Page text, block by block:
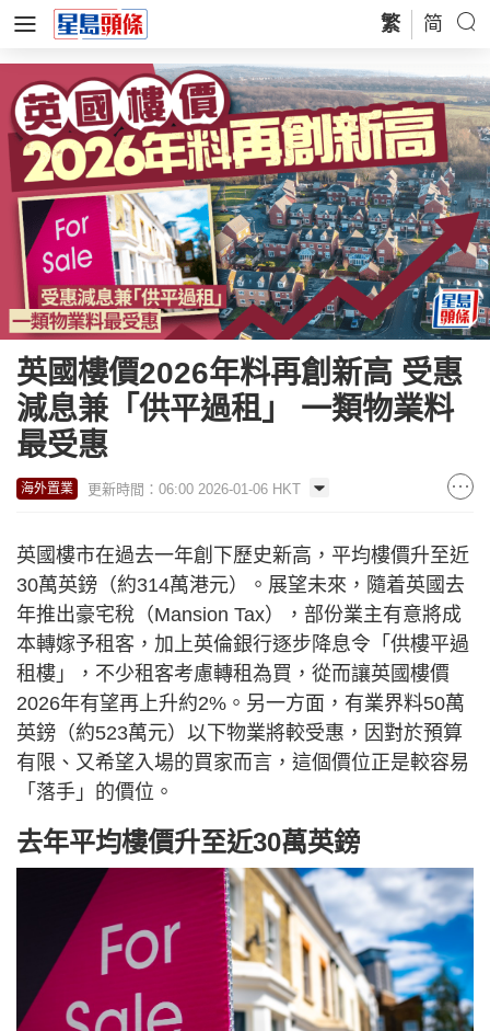
繁 简
英國樓價2026年料再創新高 受惠
減息兼「供平過租」 一類物業料
最受惠
海外置業 更新時間：06:00 2026-01-06 HKT
英國樓市在過去一年創下歷史新高，平均樓價升至近
30萬英鎊（約314萬港元）。展望未來，隨着英國去
年推出豪宅稅（Mansion Tax），部份業主有意將成
本轉嫁予租客，加上英倫銀行逐步降息令「供樓平過
租樓」，不少租客考慮轉租為買，從而讓英國樓價
2026年有望再上升約2%。另一方面，有業界料50萬
英鎊（約523萬元）以下物業將較受惠，因對於預算
有限、又希望入場的買家而言，這個價位正是較容易
「落手」的價位。
去年平均樓價升至近30萬英鎊